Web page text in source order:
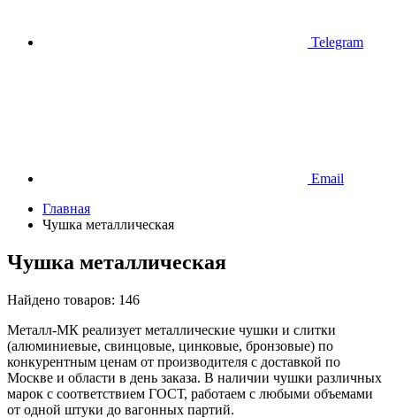
Telegram
Email
Главная
Чушка металлическая
Чушка металлическая
Найдено товаров: 146
Металл-МК реализует металлические чушки и слитки
(алюминиевые, свинцовые, цинковые, бронзовые) по
конкурентным ценам от производителя с доставкой по
Москве и области в день заказа. В наличии чушки различных
марок с соответствием ГОСТ, работаем с любыми объемами
от одной штуки до вагонных партий.